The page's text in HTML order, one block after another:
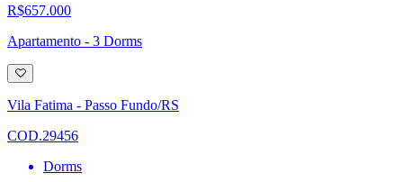
R$657.000
Apartamento - 3 Dorms
Adicionar
à
lista
de
Vila Fatima - Passo Fundo/RS
COD.29456
Dorms